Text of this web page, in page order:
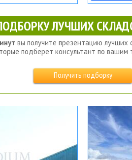
ЛУЧШИХ
вы получите презентацию лучших
подберет консультант по вашим
Получить подборку